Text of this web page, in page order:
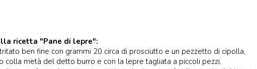
ricetta "Pane di lepre":
ben fine con grammi 20 circa di prosciutto e un pezzetto di cipolla,
colla metà del detto burro e con la lepre tagliata a piccoli pezzi,